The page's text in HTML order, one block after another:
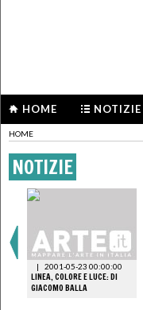
HOME NOTIZIE
HOME
NOTIZIE
| 2001-05-23 00:00:00
LINEA, COLORE E LUCE: DI
GIACOMO BALLA